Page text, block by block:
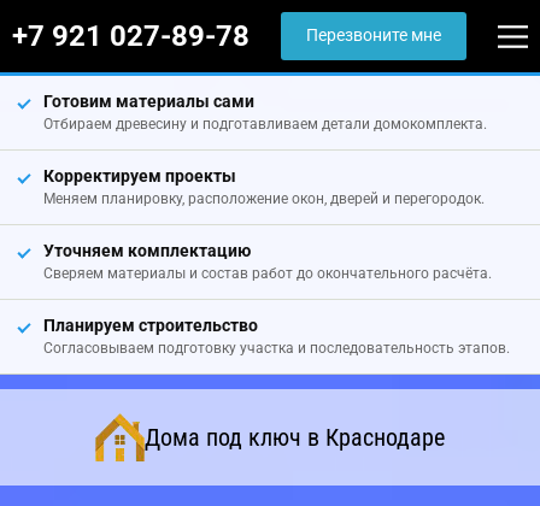
+7 921 027-89-78 Перезвоните мне
Готовим материалы сами
Отбираем древесину и подготавливаем детали домокомплекта.
Корректируем проекты
Меняем планировку, расположение окон, дверей и перегородок.
Уточняем комплектацию
Сверяем материалы и состав работ до окончательного расчёта.
Планируем строительство
Согласовываем подготовку участка и последовательность этапов.
Дома под ключ в Краснодаре